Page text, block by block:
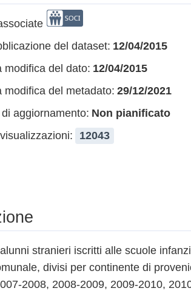
del dataset: 12/04/2015
modifica del dato: 12/04/2015
modifica del metadato: 29/12/2021
aggiornamento: Non pianificato
12043
stranieri iscritti alle scuole
divisi per continente di
2008, 2008-2009, 2009-2010,